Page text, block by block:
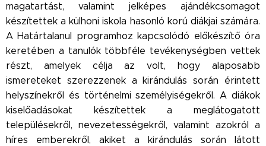
magatartást, valamint jelképes ajándékcsomagot
készítettek a külhoni iskola hasonló korú diákjai számára.
A Határtalanul programhoz kapcsolódó előkészítő óra
keretében a tanulók többféle tevékenységben vettek
részt, amelyek célja az volt, hogy alaposabb
ismereteket szerezzenek a kirándulás során érintett
helyszínekről és történelmi személyiségekről. A diákok
kiselőadásokat készítettek a meglátogatott
településekről, nevezetességekről, valamint azokról a
híres emberekről, akiket a kirándulás során látott